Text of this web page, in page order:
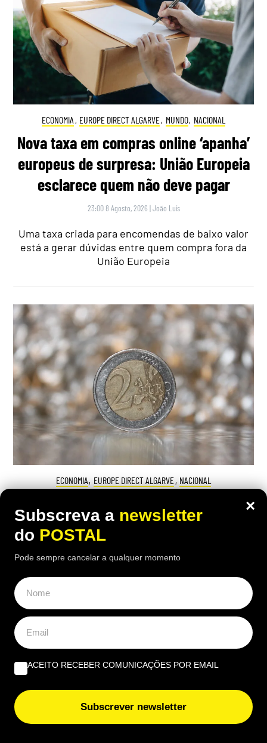
ECONOMIA , EUROPE DIRECT ALGARVE, MUNDO, NACIONAL
Nova taxa em compras online ‘apanha’
europeus de surpresa: União Europeia
esclarece quem não deve pagar
23:00 8 Agosto, 2026 |João Luís
Uma taxa criada para encomendas de baixo valor
está a gerar dúvidas entre quem compra fora da
União Europeia
ECONOMIA, EUROPE DIRECT ALGARVE, NACIONAL
Dê uma ‘vista de olhos’ à sua carteira:
estas moedas de 2€ podem valer até
Algumas moedas de 2€ estão a ser vendidas por
milhares. Descubra quais são as mais procuradas
×
Subscreva a newsletter
do POSTAL
Pode sempre cancelar a qualquer momento
ACEITO RECEBER COMUNICAÇÕES POR EMAIL
Subscrever newsletter